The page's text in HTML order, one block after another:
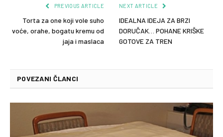
PREVIOUS ARTICLE
Torta za one koji vole suho
voće, orahe, bogatu kremu od
jaja i maslaca
NEXT ARTICLE
IDEALNA IDEJA ZA BRZI
DORUČAK… POHANE KRIŠKE
GOTOVE ZA TREN
POVEZANI ČLANCI